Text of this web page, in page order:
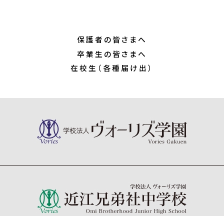
保護者の皆さまへ
卒業生の皆さまへ
在校生（各種届け出）